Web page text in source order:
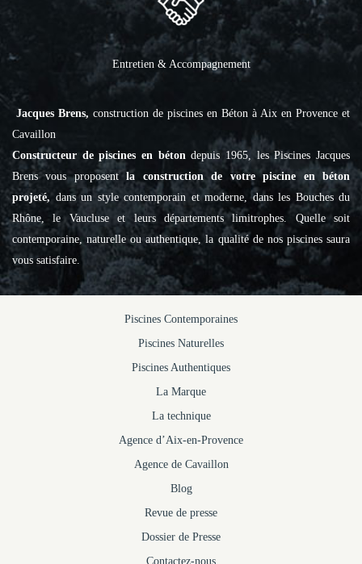
Entretien & Accompagnement
Jacques Brens, construction de piscines en Béton à Aix en Provence et
Cavaillon
Constructeur de piscines en bétondepuis 1965, les Piscines Jacques
Brens vous proposentla construction de votre piscine en béton
projeté, dans un style contemporain et moderne, dans les Bouches du
Rhône, le Vaucluse et leurs départements limitrophes. Quelle soit
contemporaine, naturelle ou authentique, la qualité de nos piscines saura
vous satisfaire.
Piscines Contemporaines
Piscines Naturelles
Piscines Authentiques
La Marque
La technique
Agence d’Aix-en-Provence
Agence de Cavaillon
Blog
Revue de presse
Dossier de Presse
Contactez-nous